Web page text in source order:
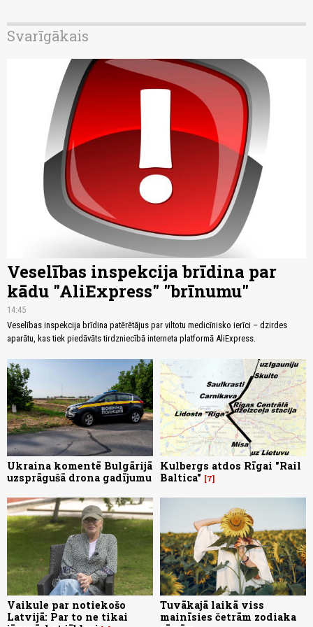
Svarīgākais
Veselības inspekcija brīdina par
kādu "AliExpress" "brīnumu"
14:45
Veselības inspekcija brīdina patērētājus par viltotu medicīnisko ierīci – dzirdes
aparātu, kas tiek piedāvāts tirdzniecībā interneta platformā AliExpress.
Ukraina komentē Bulgārijā
uzsprāgušā drona gadījumu
Kulbergs atdos Rīgai "Rail
Baltica"
7
Vaikule par notiekošo
Latvijā: Par to ne tikai
Tuvākajā laikā viss
mainīsies četrām zodiaka